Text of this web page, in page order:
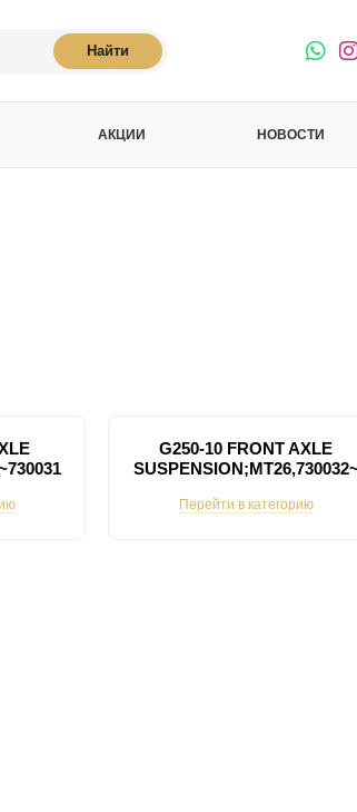
Найти
АКЦИИ НОВОСТИ
G250-10 FRONT AXLE
Перейти в категорию